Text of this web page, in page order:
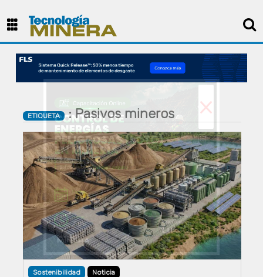
ETIQUETA : Pasivos mineros
Sostenibilidad Noticia
×